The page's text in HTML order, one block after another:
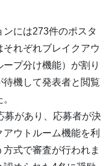
には273件のポスタ
れぞれブレイクアウ
プ分け機能）が割り
機して発表者と閲覧
募があり、応募者が決
ウトルーム機能を利
式で審査が行われま